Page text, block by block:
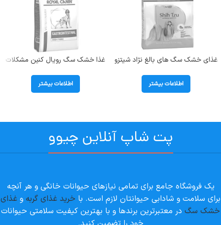
غذای خشک سگ های بالغ نژاد شیتزو
کیلوگرم
اطلاعات بیشتر
غذا خشک سگ رویال کنین مشکلات
اطلاعات بیشتر
پت شاپ آنلاین چیوو
یک فروشگاه جامع برای تمامی نیازهای حیوانات خانگی و هر آنچه
برای سلامت و شادابی حیوانتان لازم است. با خرید غذای گربه و غذای
خشک سگ در معتبرترین برندها و با بهترین کیفیت سلامتی حیوانات